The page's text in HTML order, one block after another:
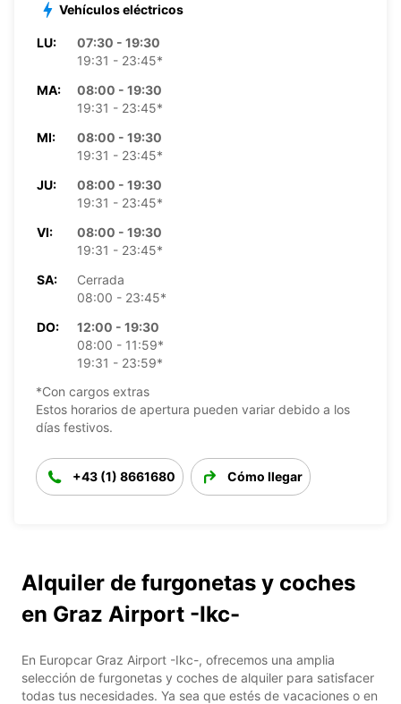
Vehículos eléctricos
LU:
07:30 - 19:30
19:31 - 23:45*
MA:
08:00 - 19:30
19:31 - 23:45*
MI:
08:00 - 19:30
19:31 - 23:45*
JU:
08:00 - 19:30
19:31 - 23:45*
VI:
08:00 - 19:30
19:31 - 23:45*
SA:
Cerrada
08:00 - 23:45*
DO:
12:00 - 19:30
08:00 - 11:59*
19:31 - 23:59*
*Con cargos extras
Estos horarios de apertura pueden variar debido a los
días festivos.
+43 (1) 8661680 Cómo llegar
Alquiler de furgonetas y coches
en Graz Airport -Ikc-
En Europcar Graz Airport -Ikc-, ofrecemos una amplia
selección de furgonetas y coches de alquiler para satisfacer
todas tus necesidades. Ya sea que estés de vacaciones o en